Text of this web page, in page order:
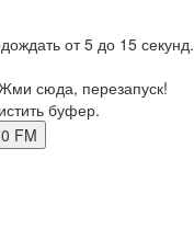
от 5 до 15 секунд.
сюда, перезапуск!
буфер.
FM